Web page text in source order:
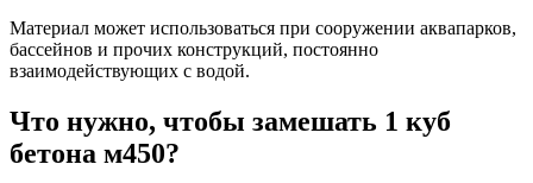
Материал может использоваться при сооружении аквапарков,
бассейнов и прочих конструкций, постоянно
взаимодействующих с водой.
Что нужно, чтобы замешать 1 куб
бетона м450?